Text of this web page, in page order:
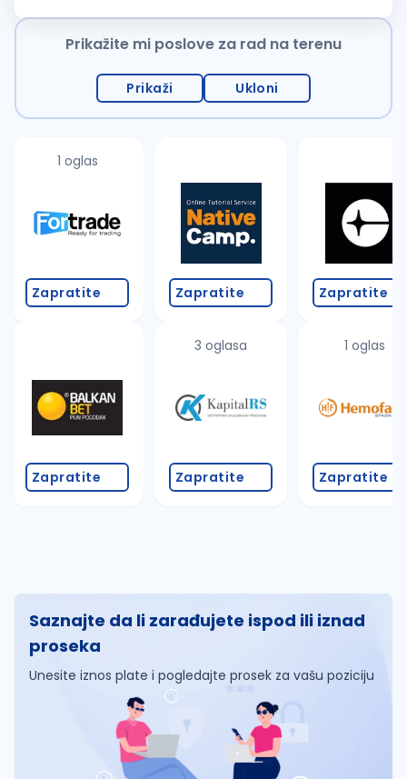
Prikažite mi poslove za rad na terenu
Prikaži Ukloni
1 oglas
Zapratite
Zapratite
Zapratite
3 oglasa
Zapratite
Zapratite
1 oglas
Zapratite
Saznajte da li zarađujete ispod ili iznad
proseka
Unesite iznos plate i pogledajte prosek za vašu poziciju